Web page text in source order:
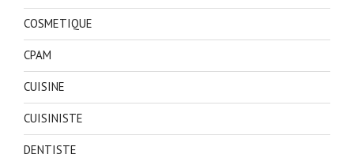
COSMETIQUE
CPAM
CUISINE
CUISINISTE
DENTISTE